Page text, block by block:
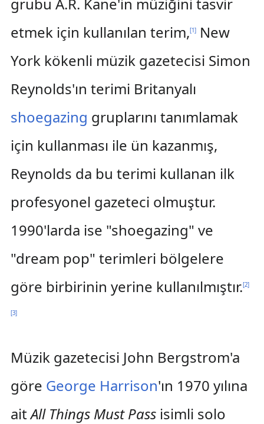
etmek için kullanılan terim,[1]New
York kökenli müzik gazetecisi Simon
Reynolds'ın terimi Britanyalı
shoegazing gruplarını tanımlamak
için kullanması ile ün kazanmış,
Reynolds da bu terimi kullanan ilk
profesyonel gazeteci olmuştur.
1990'larda ise "shoegazing" ve
"dream pop" terimleri bölgelere
göre birbirinin yerine kullanılmıştır.[2]
[3]
Müzik gazetecisi John Bergstrom'a
göre George Harrison'ın 1970 yılına
aitAll Things Must Passisimli solo